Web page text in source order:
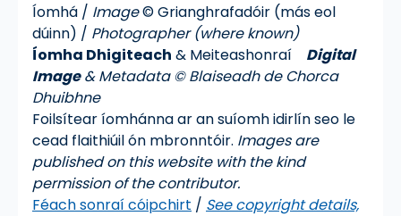
Íomhá / Image© Grianghrafadóir (más eol
dúinn) / Photographer (where known)
Íomha Dhigiteach & Meiteashonraí Digital
Image& Metadata © Blaiseadh de Chorca
Dhuibhne
Foilsítear íomhánna ar an suíomh idirlín seo le
cead flaithiúil ón mbronntóir. Images are
published on this website with the kind
permission of the contributor.
Féach sonraí cóipchirt / See copyright details,